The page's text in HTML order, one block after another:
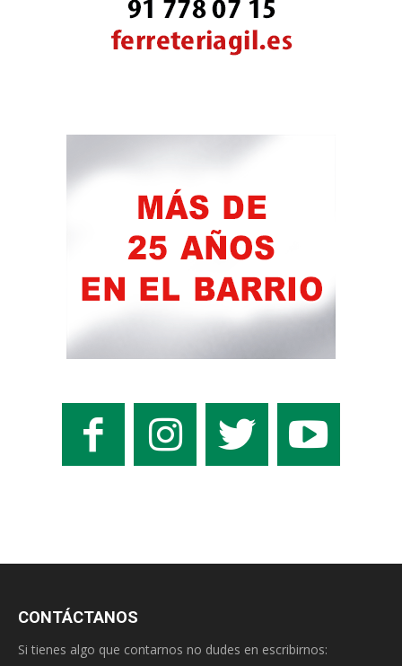
CONTÁCTANOS
Si tienes algo que contarnos no dudes en escribirnos: